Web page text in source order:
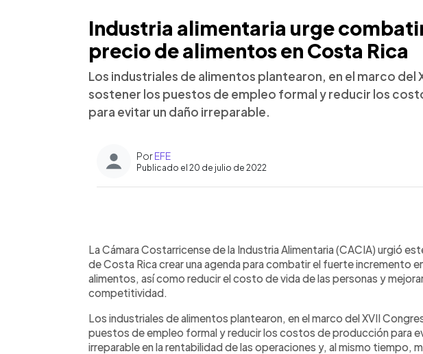
Industria alimentaria urge
precio de alimentos en Costa Rica
Los industriales de alimentos plantearon, en el marco del
sostener los puestos de empleo formal y reducir los
para evitar un daño irreparable.
PorEFE
Publicado el 20 de julio de 2022
► Escuchar artículo
La Cámara Costarricense de la Industria Alimentaria (CACIA) urgió
de Costa Rica crear una agenda para combatir el fuerte incremento
alimentos, así como reducir el costo de vida de las personas y
competitividad.
Los industriales de alimentos plantearon, en el marco del XVII
puestos de empleo formal y reducir los costos de producción para
irreparable en la rentabilidad de las operaciones y, al mismo tiempo,